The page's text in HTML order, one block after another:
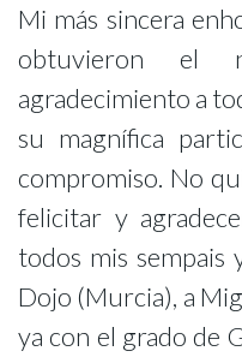
Mi más sincera
obtuvieron el
agradecimiento a
su magnífica
compromiso. No
felicitar y
todos mis sempais
Dojo (Murcia), a
ya con el grado de